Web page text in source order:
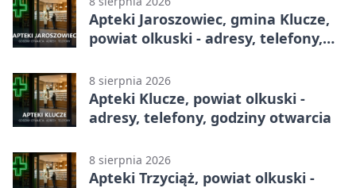
Apteki Jaroszowiec, gmina Klucze,
powiat olkuski - adresy, telefony,
8 sierpnia 2026
Apteki Klucze, powiat olkuski -
adresy, telefony, godziny otwarcia
8 sierpnia 2026
Apteki Trzyciąż, powiat olkuski -